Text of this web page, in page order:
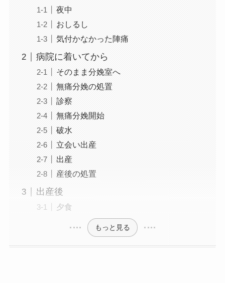
夜中
おしるし
気付かなかった陣痛
病院に着いてから
そのまま分娩室へ
無痛分娩の処置
診察
無痛分娩開始
破水
立会い出産
出産
産後の処置
出産後
夕食
もっと見る